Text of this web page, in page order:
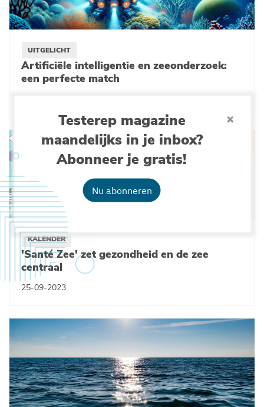
Testerep magazine
maandelijks in je inbox?
Abonneer je gratis!
Nu abonneren
UITGELICHT
Artificiële intelligentie en zeeonderzoek:
een perfecte match
KALENDER
'Santé Zee' zet gezondheid en de zee
centraal
25-09-2023